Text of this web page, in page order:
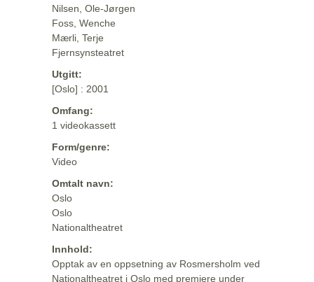
Nilsen, Ole-Jørgen
Foss, Wenche
Mærli, Terje
Fjernsynsteatret
Utgitt:
[Oslo] : 2001
Omfang:
1 videokassett
Form/genre:
Video
Omtalt navn:
Oslo
Oslo
Nationaltheatret
Innhold:
Opptak av en oppsetning av Rosmersholm ved
Nationaltheatret i Oslo med premiere under